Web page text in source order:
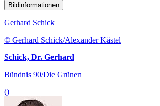
Bildinformationen
Gerhard Schick
© Gerhard Schick/Alexander Kästel
Schick, Dr. Gerhard
Bündnis 90/Die Grünen
()